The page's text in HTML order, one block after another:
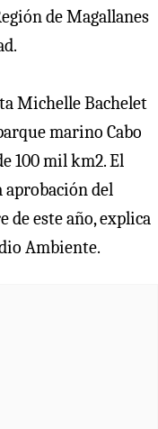
de Magallanes
Michelle Bachelet
marino Cabo
100 mil km2. El
aprobación del
de este año, explica
Ambiente.